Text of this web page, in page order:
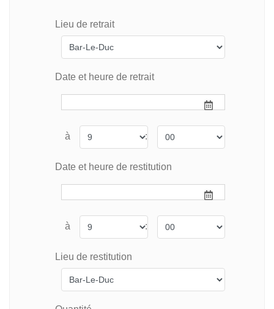
Lieu de retrait
Date et heure de retrait
à :
Date et heure de restitution
à :
Lieu de restitution